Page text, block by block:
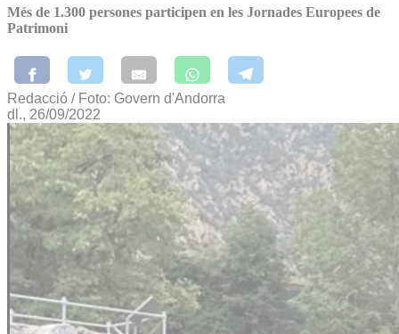
Més de 1.300 persones participen en les Jornades Europees de
Patrimoni
Redacció / Foto: Govern d'Andorra
dl., 26/09/2022